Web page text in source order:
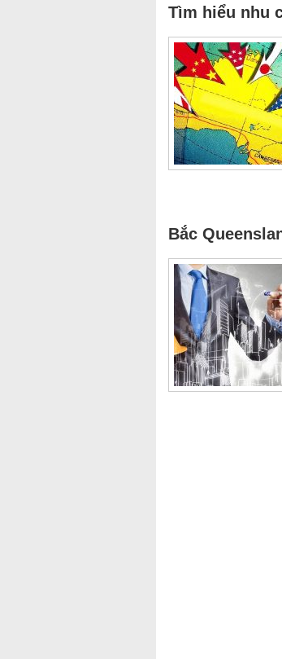
Tìm hiểu nhu
Bắc